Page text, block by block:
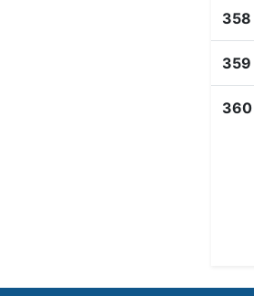
358
359
360